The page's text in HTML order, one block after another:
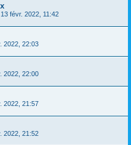
13 févr. 2022, 11:42
2022, 22:03
2022, 22:00
2022, 21:57
2022, 21:52